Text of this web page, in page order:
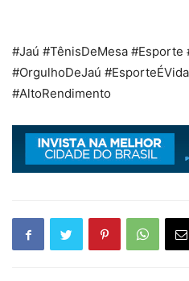
#Jaú #TênisDeMesa #Esporte
#OrgulhoDeJaú
#AltoRendimento